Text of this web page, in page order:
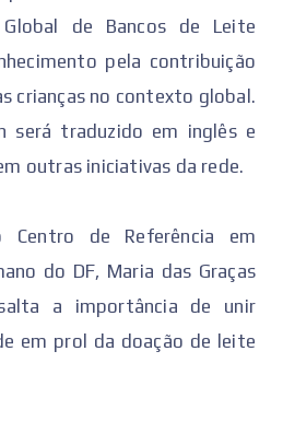
de Bancos de Leite
pela contribuição
crianças no contexto global.
será traduzido em inglês e
outras iniciativas da rede.
Centro de Referência em
do DF, Maria das Graças
a importância de unir
em prol da doação de leite